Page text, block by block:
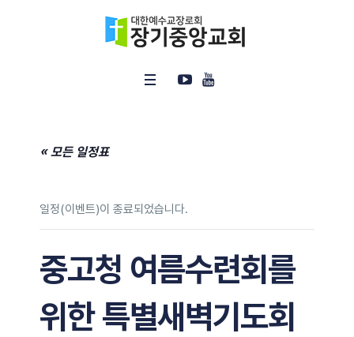
« 모든 일정표
일정(이벤트)이 종료되었습니다.
중고청 여름수련회를
위한 특별새벽기도회